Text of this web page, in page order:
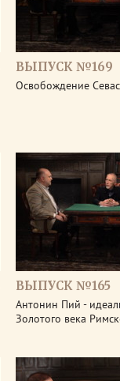
ВЫПУСК №169
Освобождение
ВЫПУСК №165
Антонин Пий -
Золотого века